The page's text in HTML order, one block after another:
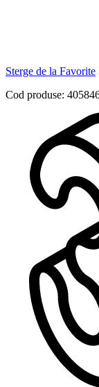
Sterge de la Favorite
Cod produse: